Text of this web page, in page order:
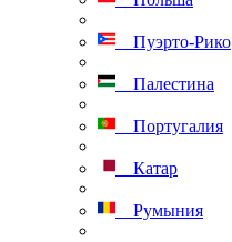
Пуэрто-Рико
Палестина
Португалия
Катар
Румыния